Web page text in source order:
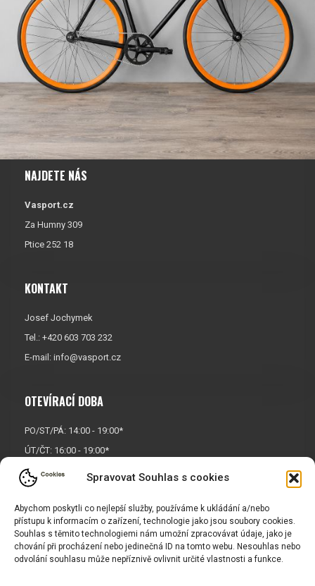
Spravovat Souhlas s cookies
Abychom poskytli co nejlepší služby, používáme k ukládání a/nebo
přístupu k informacím o zařízení, technologie jako jsou soubory cookies.
Souhlas s těmito technologiemi nám umožní zpracovávat údaje, jako je
chování při procházení nebo jedinečná ID na tomto webu. Nesouhlas nebo
odvolání souhlasu může nepříznivě ovlivnit určité vlastnosti a funkce.
NAJDETE NÁS
Vasport.cz
Za Humny 309
Ptice 252 18
KONTAKT
Josef Jochymek
Tel.: +420 603 703 232
E-mail: info@vasport.cz
OTEVÍRACÍ DOBA
PO/ST/PÁ: 14:00 - 19:00*
ÚT/ČT: 16:00 - 19:00*
Sobota: 9:00 - 17:00*
Neděle:
* Říjen, listopad a prosinec
OTEVŘENO POUZE
PO/ST/PÁ